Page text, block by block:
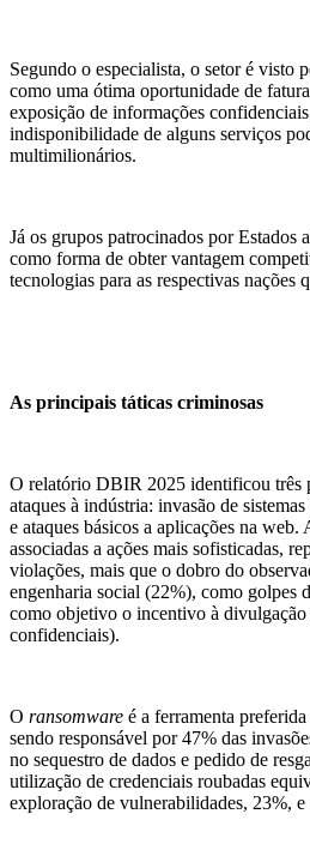
Segundo o especialista, o setor é visto
como uma ótima oportunidade de
exposição de informações
indisponibilidade de alguns serviços
multimilionários.
Já os grupos patrocinados por Estados
como forma de obter vantagem
tecnologias para as respectivas nações
As principais táticas criminosas
O relatório DBIR 2025 identificou três
ataques à indústria: invasão de
e ataques básicos a aplicações na web.
associadas a ações mais sofisticadas,
violações, mais que o dobro do
engenharia social (22%), como golpes
como objetivo o incentivo à divulgação
confidenciais).
O ransomware é a ferramenta
sendo responsável por 47% das
no sequestro de dados e pedido de
utilização de credenciais roubadas
exploração de vulnerabilidades, 23%, e